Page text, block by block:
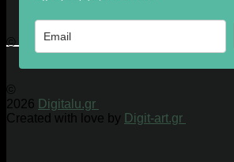
© 2026 Digitalu.gr
©
2026 Digitalu.gr
Created with love by Digit-art.gr